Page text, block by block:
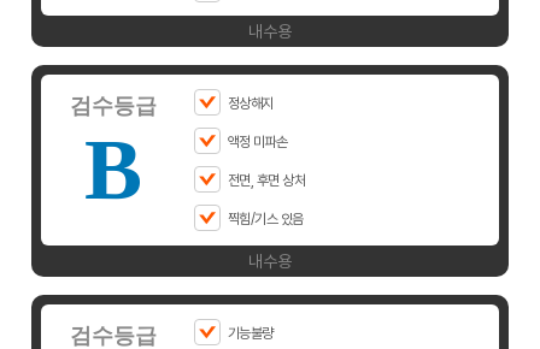
내수용
검수등급
B
정상해지
액정 미파손
전면, 후면 상처
찍힘/기스 있음
내수용
검수등급 기능불량